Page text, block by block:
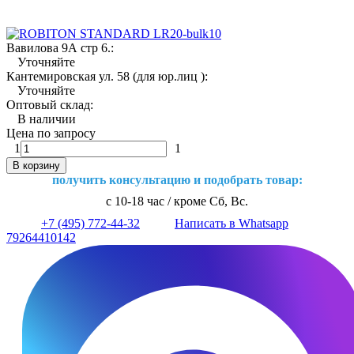
Вавилова 9А стр 6.:
Уточняйте
Кантемировская ул. 58 (для юр.лиц ):
Уточняйте
Оптовый склад:
В наличии
Цена по запросу
1
1
В корзину
получить консультацию и подобрать товар:
с 10-18 час / кроме Сб, Вс.
+7 (495) 772-44-32
Написать в Whatsapp
79264410142